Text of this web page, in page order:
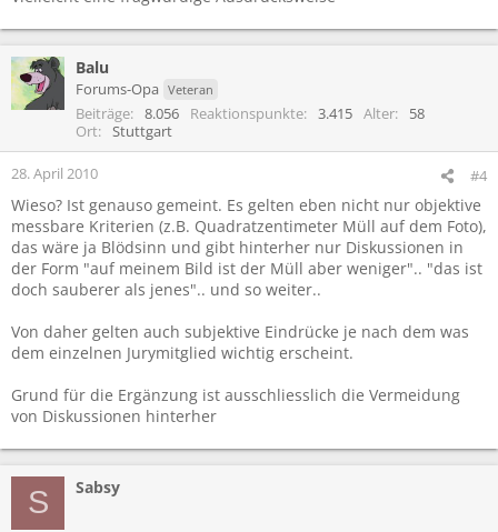
Balu
Forums-Opa Veteran
Beiträge 8.056 Reaktionspunkte 3.415 Alter
58
Ort
Stuttgart
28. April 2010 #4
Wieso? Ist genauso gemeint. Es gelten eben nicht nur objektive
messbare Kriterien (z.B. Quadratzentimeter Müll auf dem Foto),
das wäre ja Blödsinn und gibt hinterher nur Diskussionen in
der Form "auf meinem Bild ist der Müll aber weniger".. "das ist
doch sauberer als jenes".. und so weiter..
Von daher gelten auch subjektive Eindrücke je nach dem was
dem einzelnen Jurymitglied wichtig erscheint.
Grund für die Ergänzung ist ausschliesslich die Vermeidung
von Diskussionen hinterher
S Sabsy